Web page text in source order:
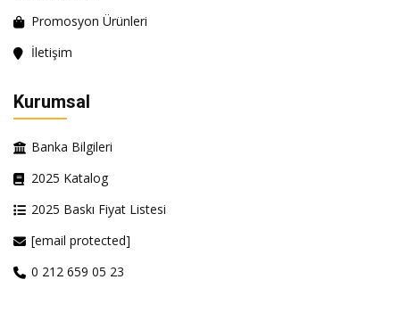
Promosyon Ürünleri
İletişim
Kurumsal
Banka Bilgileri
2025 Katalog
2025 Baskı Fiyat Listesi
[email protected]
0 212 659 05 23